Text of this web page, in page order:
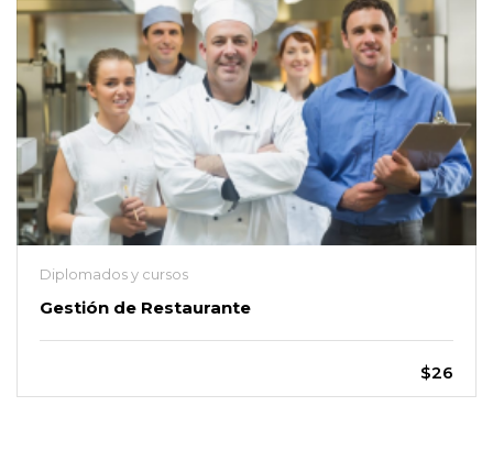
Diplomados y cursos
Gestión de Restaurante
$26